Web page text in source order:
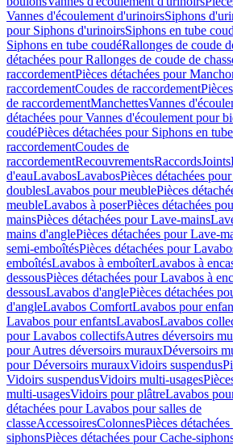
Vannes d'écoulement d'urinoirsSiphons
pour Siphons d'urinoirsSiphons en tube
Siphons en tube coudéRallonges de coude
détachées pour Rallonges de coude de
raccordementPièces détachées pour
raccordementCoudes de raccordement
de raccordementManchettesVannes
détachées pour Vannes d'écoulement pour
coudéPièces détachées pour Siphons en
raccordementCoudes de
raccordementRecouvrementsRaccordsJoints
d'eauLavabosLavabosPièces détachées
doublesLavabos pour meublePièces
meubleLavabos à poserPièces détachées
mainsPièces détachées pour Lave-mains
mains d'anglePièces détachées pour Lave-
semi-emboîtésPièces détachées pour
emboîtésLavabos à emboîterLavabos à
dessousPièces détachées pour Lavabos à
dessousLavabos d'anglePièces détachées
d'angleLavabos ComfortLavabos pour
Lavabos pour enfantsLavabosLavabos
pour Lavabos collectifsAutres déversoirs
pour Autres déversoirs murauxDéversoirs
pour Déversoirs murauxVidoirs suspendus
Vidoirs suspendusVidoirs multi-usages
multi-usagesVidoirs pour plâtreLavabos
détachées pour Lavabos pour salles de
classeAccessoiresColonnesPièces
siphonsPièces détachées pour Cache-